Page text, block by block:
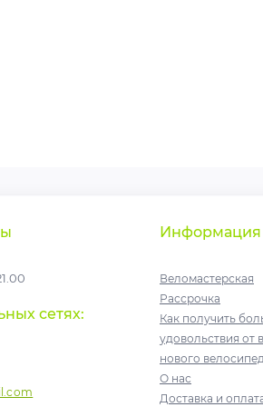
сетях:
Информация
Веломастерская
Рассрочка
Как получить
удовольствия от
нового
О нас
Доставка и